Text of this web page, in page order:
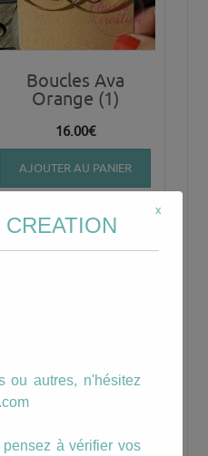
Boucles Ava
Orange (1)
16.00€
AJOUTER AU PANIER
Boucles blue (7)
ou autres, n'hésitez
à vérifier vos
x